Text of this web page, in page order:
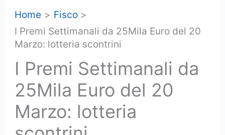
Home
Fisco
I Premi Settimanali da 25Mila Euro del 20
Marzo: lotteria scontrini
I Premi Settimanali da
25Mila Euro del 20
Marzo: lotteria